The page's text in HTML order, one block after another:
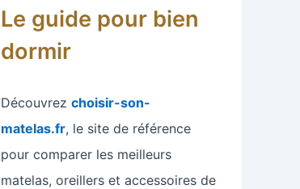
Le guide pour bien
dormir
Découvrez choisir-son-
matelas.fr, le site de référence
pour comparer les meilleurs
matelas, oreillers et accessoires de